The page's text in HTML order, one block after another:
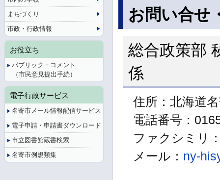
お問い合せ
総合政策部
係
住所：北海道
電話番号：
ファクシミリ
メール： ny-
まちづくり
市政・行政情報
お役立ち
パブリック・コメント
（市民意見提出手続）
電子行政サービス
名寄市メール情報配信サービス
電子申請・申請書ダウンロード
市立図書館蔵書検索
名寄市例規類集